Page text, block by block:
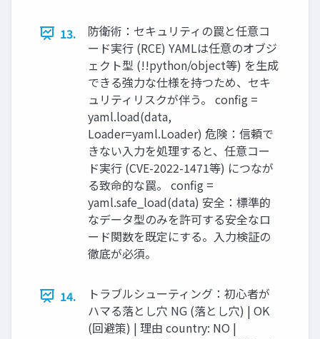
13.
防衛術：セキュリティの罠と任意コ
ード実行 (RCE) YAMLは任意のオブジ
ェクト型 (!!python/object等) を生成
できる強力な仕様を持つため、セキ
ュリティリスクが伴う。 config =
yaml.load(data,
Loader=yaml.Loader) 危険：信頼で
きない入力を処理すると、任意コー
ド実行 (CVE-2022-1471等) につなが
る致命的な罠。 config =
yaml.safe_load(data) 安全：標準的
なデータ型のみを許可する安全なロ
ード関数を既定にする。入力検証の
徹底が必須。
14.
トラブルシューティング：初心者が
ハマる落とし穴 NG (落とし穴) | OK
(回避策) | 理由 country: NO |